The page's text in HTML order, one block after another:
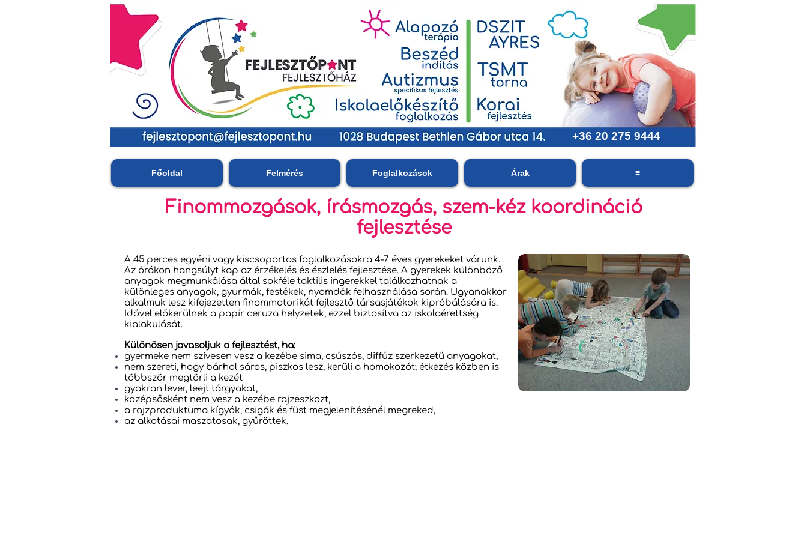
+36 20 275 9444
Finommozgások, írásmozgás, szem-kéz koordináció
fejlesztése
A 45 perces egyéni vagy kiscsoportos foglalkozásokra 4-7 éves gyerekeket várunk.
Az órákon hangsúlyt kap az érzékelés és észlelés fejlesztése. A gyerekek különböző
anyagok megmunkálása által sokféle taktilis ingerekkel találkozhatnak a
különleges anyagok, gyurmák, festékek, nyomdák felhasználása során. Ugyanakkor
alkalmuk lesz kifejezetten finommotorikát fejlesztő társasjátékok kipróbálására is.
Idővel előkerülnek a papír ceruza helyzetek, ezzel biztosítva az iskolaérettség
kialakulását.
Különösen javasoljuk a fejlesztést, ha:
gyermeke nem szívesen vesz a kezébe sima, csúszós, diffúz szerkezetű anyagokat,
nem szereti, hogy bárhol sáros, piszkos lesz, kerüli a homokozót; étkezés közben is
többször megtörli a kezét
gyakran lever, leejt tárgyakat,
középsősként nem vesz a kezébe rajzeszközt,
a rajzproduktuma kígyók, csigák és füst megjelenítésénél megreked,
az alkotásai maszatosak, gyűröttek.
Főoldal Felmérés Foglalkozások Árak ≡